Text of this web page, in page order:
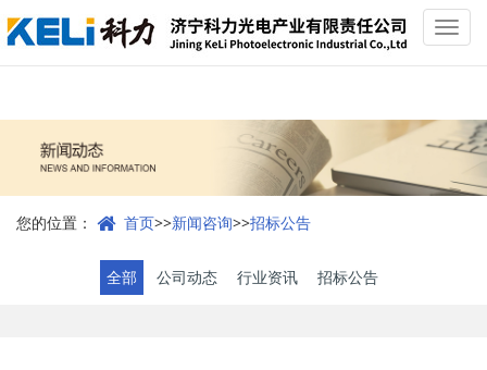
您的位置： 首页>>新闻咨询>>招标公告
全部 公司动态 行业资讯 招标公告